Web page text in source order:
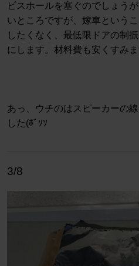
ビスホールを塞ぐのでしょう
いところですが、嫁車という
したくなく、最低限ドアの制
にします。材料費も安くすみ
あっ、ウチのはスピーカーの
した(ﾎﾞｿｿ
3/8